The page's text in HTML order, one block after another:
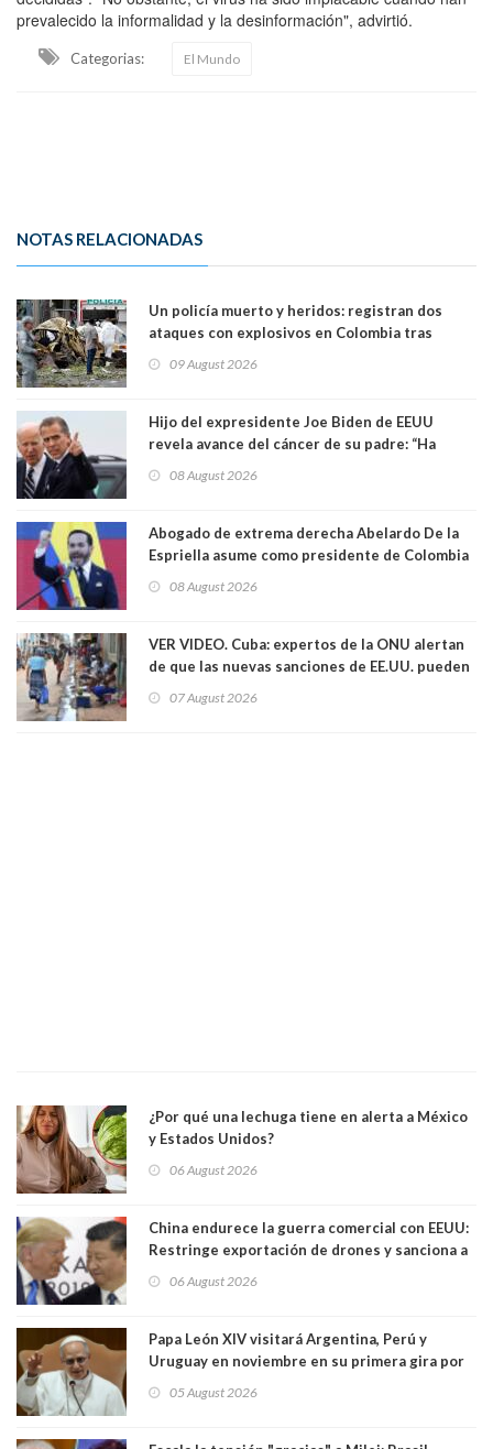
prevalecido la informalidad y la desinformación", advirtió.
Categorias: El Mundo
NOTAS RELACIONADAS
Un policía muerto y heridos: registran dos
ataques con explosivos en Colombia tras
09 August 2026
Hijo del expresidente Joe Biden de EEUU
revela avance del cáncer de su padre: “Ha
08 August 2026
Abogado de extrema derecha Abelardo De la
Espriella asume como presidente de Colombia
08 August 2026
VER VIDEO. Cuba: expertos de la ONU alertan
de que las nuevas sanciones de EE.UU. pueden
07 August 2026
¿Por qué una lechuga tiene en alerta a México
y Estados Unidos?
06 August 2026
China endurece la guerra comercial con EEUU:
Restringe exportación de drones y sanciona a
06 August 2026
Papa León XIV visitará Argentina, Perú y
Uruguay en noviembre en su primera gira por
05 August 2026